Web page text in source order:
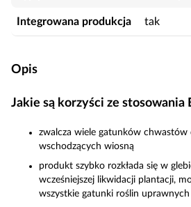
Integrowana produkcja tak
Opis
Jakie są korzyści ze stosowania
zwalcza wiele gatunków chwastów
wschodzących wiosną
produkt szybko rozkłada się w
wcześniejszej likwidacji plantacji,
wszystkie gatunki roślin uprawnych